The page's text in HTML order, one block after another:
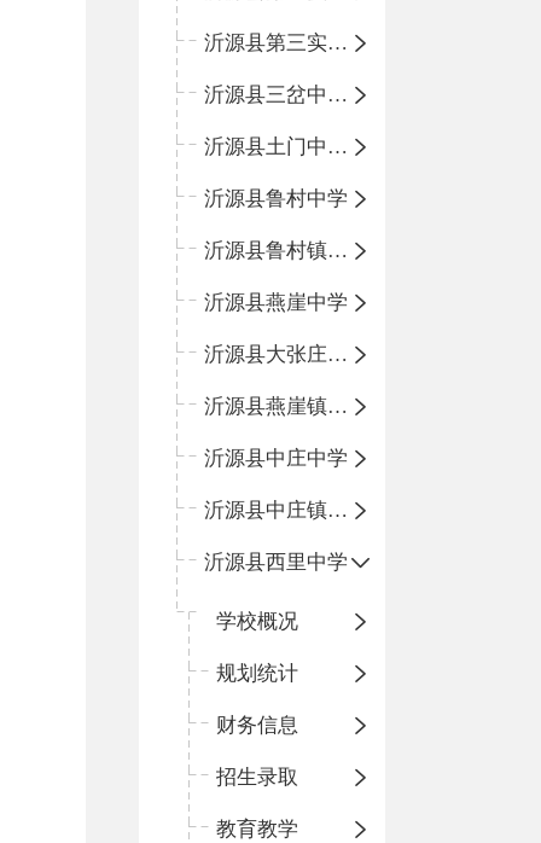
沂源县第三实验小学
沂源县三岔中心学校
沂源县土门中心学校
沂源县鲁村中学
沂源县鲁村镇中心小学
沂源县燕崖中学
沂源县大张庄中心学校
沂源县燕崖镇中心小学
沂源县中庄中学
沂源县中庄镇中心小学
沂源县西里中学
学校概况
规划统计
财务信息
招生录取
教育教学